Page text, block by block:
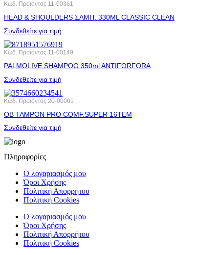
Κωδ. Προϊόντος 11-00361
HEAD & SHOULDERS ΣΑΜΠ. 330ML CLASSIC CLEAN
Συνδεθείτε για τιμή
Κωδ. Προϊόντος 11-00149
PALMOLIVE SHAMPOO 350ml ANTIFORFORA
Συνδεθείτε για τιμή
Κωδ. Προϊόντος 20-00001
OB ΤΑΜΡΟΝ PRO COMF.SUPER 16ΤΕΜ
Συνδεθείτε για τιμή
Πληροφορίες
Ο λογαριασμός μου
Όροι Χρήσης
Πολιτική Απορρήτου
Πολιτική Cookies
Ο λογαριασμός μου
Όροι Χρήσης
Πολιτική Απορρήτου
Πολιτική Cookies